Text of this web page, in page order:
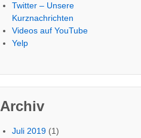
Twitter – Unsere
Kurznachrichten
Videos auf YouTube
Yelp
Archiv
Juli 2019 (1)